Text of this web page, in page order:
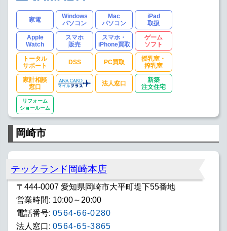
家電
Windows
パソコン
Mac
パソコン
iPad
取扱
Apple
Watch
スマホ
販売
スマホ・
iPhone買取
ゲーム
ソフト
トータル
サポート
DSS PC買取
授乳室・
搾乳室
家計相談
窓口
法人窓口
新築
注文住宅
リフォーム
ショールーム
岡崎市
テックランド岡崎本店
〒444-0007 愛知県岡崎市大平町堤下55番地
営業時間: 10:00～20:00
電話番号: 0564-66-0280
法人窓口: 0564-65-3865